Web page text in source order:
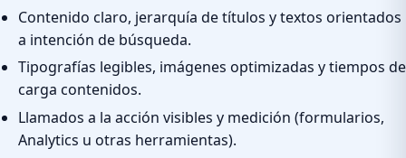
Contenido claro, jerarquía de títulos y textos orientados
a intención de búsqueda.
Tipografías legibles, imágenes optimizadas y tiempos de
carga contenidos.
Llamados a la acción visibles y medición (formularios,
Analytics u otras herramientas).